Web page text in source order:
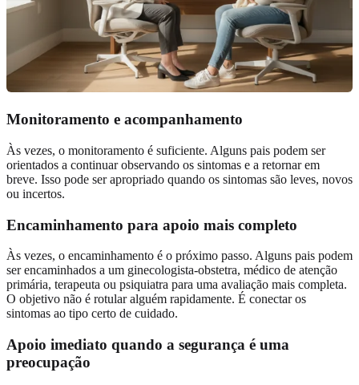
Monitoramento e acompanhamento
Às vezes, o monitoramento é suficiente. Alguns pais podem ser
orientados a continuar observando os sintomas e a retornar em
breve. Isso pode ser apropriado quando os sintomas são leves, novos
ou incertos.
Encaminhamento para apoio mais completo
Às vezes, o encaminhamento é o próximo passo. Alguns pais podem
ser encaminhados a um ginecologista-obstetra, médico de atenção
primária, terapeuta ou psiquiatra para uma avaliação mais completa.
O objetivo não é rotular alguém rapidamente. É conectar os
sintomas ao tipo certo de cuidado.
Apoio imediato quando a segurança é uma
preocupação